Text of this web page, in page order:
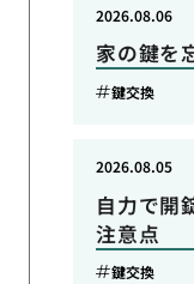
家の鍵を
2026.08.06
鍵交換
自力で開
注意点
2026.08.05
鍵交換